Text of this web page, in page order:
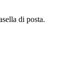
di posta.